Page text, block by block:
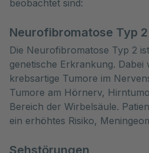
beobachtet sind:
Neurofibromatose Typ 2
Die Neurofibromatose Typ 2
genetische Erkrankung. Dabei
krebsartige Tumore im
Tumore am Hörnerv,
Bereich der Wirbelsäule.
ein erhöhtes Risiko,